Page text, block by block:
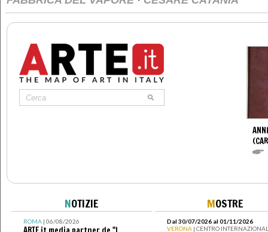
NOTIZIE
ROMA| 06/08/2026
MOSTRE
Dal 30/07/2026 al 01/11/2026
VERONA | CENTRO